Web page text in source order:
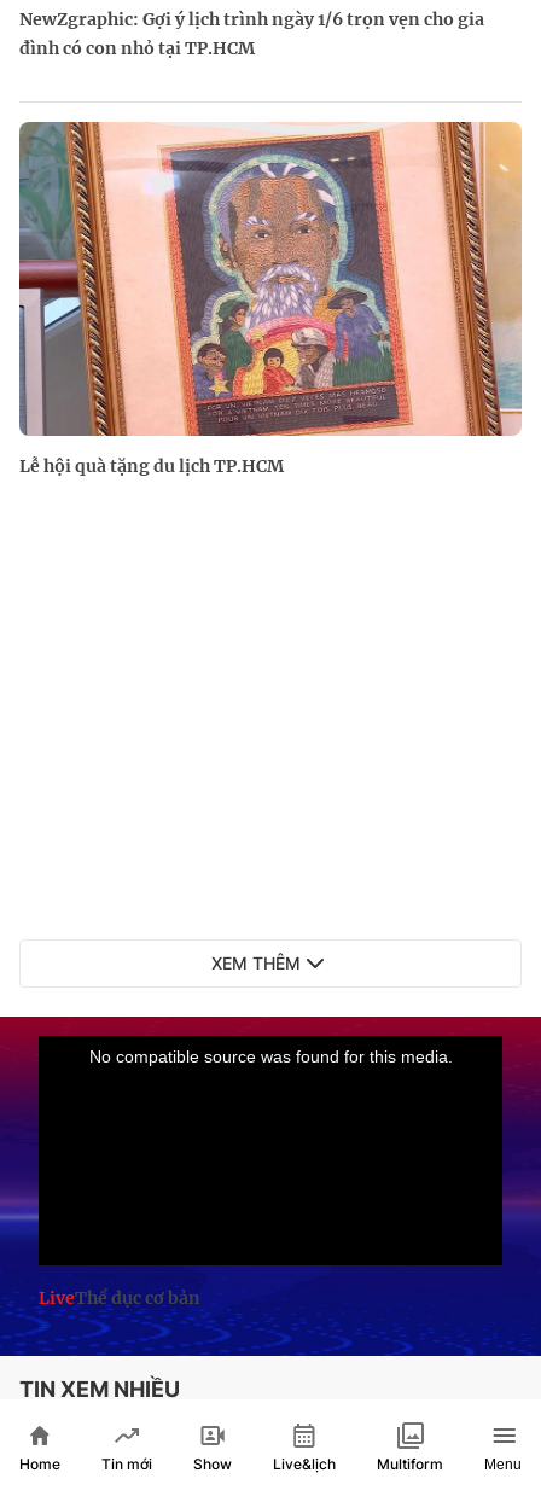
NewZgraphic: Gợi ý lịch trình ngày 1/6 trọn vẹn cho gia
đình có con nhỏ tại TP.HCM
Lễ hội quà tặng du lịch TP.HCM
XEM THÊM
LiveThể dục cơ bản
TIN XEM NHIỀU
Phong trào bóng rổ lan tỏa, góp phần phát
triển thể thao TP. Hồ Chí Minh
Home Tin mới Show Live&lịch Multiform Menu